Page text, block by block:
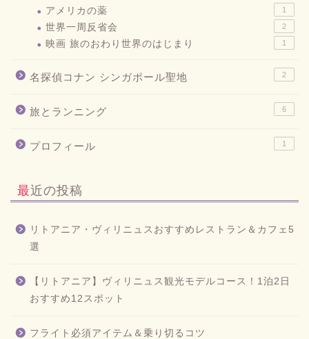
アメリカの薬 1
世界一周反省会 2
映画 旅のおわり世界のはじまり 1
名探偵コナン シンガポール聖地 2
旅とランニング 6
プロフィール 1
最近の投稿
リトアニア・ヴィリニュスおすすめレストラン＆カフェ5
選
【リトアニア】ヴィリニュス観光モデルコース！1泊2日
おすすめ12スポット
フライト必須アイテム＆乗り切るコツ